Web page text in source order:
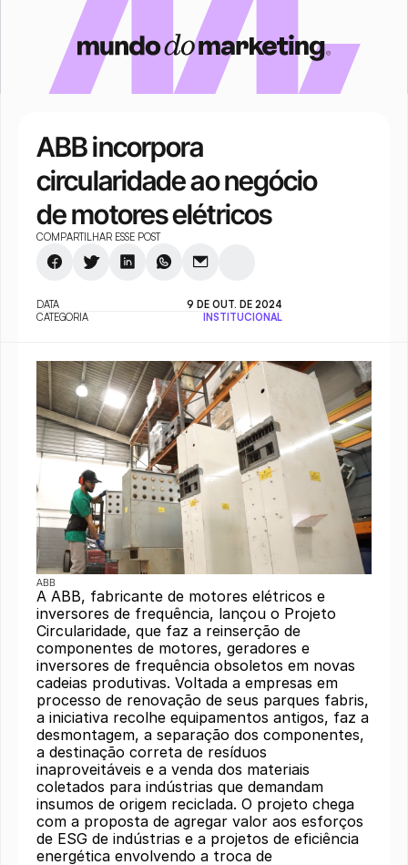
ABB incorpora
circularidade ao negócio
de motores elétricos
COMPARTILHAR ESSE POST
DATA
9 DE OUT. DE 2024
CATEGORIA
INSTITUCIONAL
ABB
A ABB, fabricante de motores elétricos e
inversores de frequência, lançou o Projeto
Circularidade, que faz a reinserção de
componentes de motores, geradores e
inversores de frequência obsoletos em novas
cadeias produtivas. Voltada a empresas em
processo de renovação de seus parques fabris,
a iniciativa recolhe equipamentos antigos, faz a
desmontagem, a separação dos componentes,
a destinação correta de resíduos
inaproveitáveis e a venda dos materiais
coletados para indústrias que demandam
insumos de origem reciclada. O projeto chega
com a proposta de agregar valor aos esforços
de ESG de indústrias e a projetos de eficiência
energética envolvendo a troca de